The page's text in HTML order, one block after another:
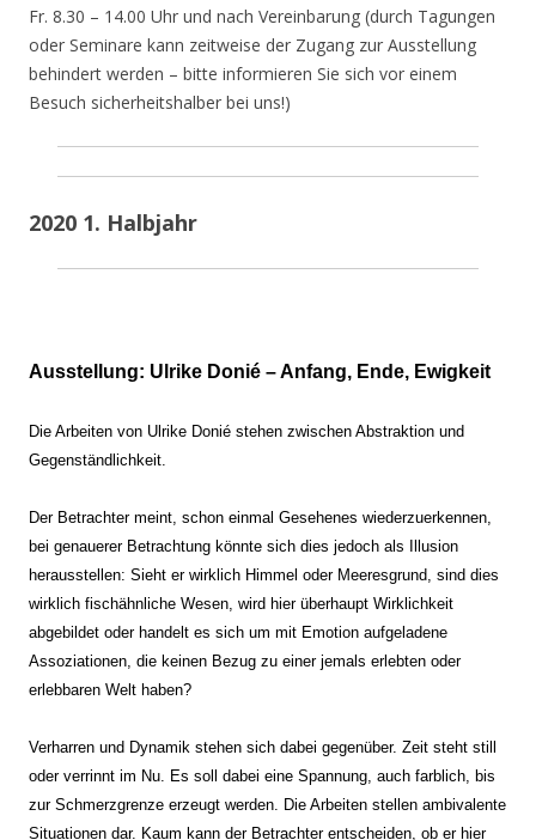
Fr. 8.30 – 14.00 Uhr und nach Vereinbarung (durch Tagungen
oder Seminare kann zeitweise der Zugang zur Ausstellung
behindert werden – bitte informieren Sie sich vor einem
Besuch sicherheitshalber bei uns!)
2020 1. Halbjahr
Ausstellung: Ulrike Donié – Anfang, Ende, Ewigkeit
Die Arbeiten von Ulrike Donié stehen zwischen Abstraktion und
Gegenständlichkeit.
Der Betrachter meint, schon einmal Gesehenes wiederzuerkennen,
bei genauerer Betrachtung könnte sich dies jedoch als Illusion
herausstellen: Sieht er wirklich Himmel oder Meeresgrund, sind dies
wirklich fischähnliche Wesen, wird hier überhaupt Wirklichkeit
abgebildet oder handelt es sich um mit Emotion aufgeladene
Assoziationen, die keinen Bezug zu einer jemals erlebten oder
erlebbaren Welt haben?
Verharren und Dynamik stehen sich dabei gegenüber. Zeit steht still
oder verrinnt im Nu. Es soll dabei eine Spannung, auch farblich, bis
zur Schmerzgrenze erzeugt werden. Die Arbeiten stellen ambivalente
Situationen dar. Kaum kann der Betrachter entscheiden, ob er hier